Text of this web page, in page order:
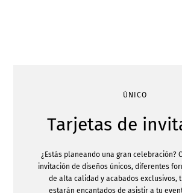
ÚNICO
Tarjetas de
¿Estás planeando una gran celebración?
invitación de diseños únicos, diferentes
de alta calidad y acabados exclusivos,
estarán encantados de asistir a tu